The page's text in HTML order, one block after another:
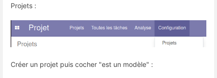
Projets :
Créer un projet puis cocher "est un modèle" :